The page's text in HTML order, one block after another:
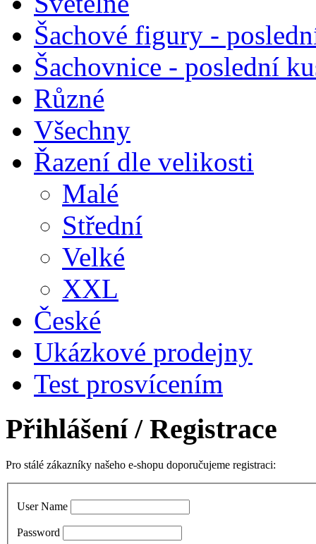
Šachové figury -
Šachovnice - poslední
Různé
Všechny
Řazení dle velikosti
Malé
Střední
Velké
XXL
České
Ukázkové prodejny
Test prosvícením
Přihlášení/ Registrace
Pro stálé zákazníky našeho e-shopu doporučujeme registraci:
User Name
Password